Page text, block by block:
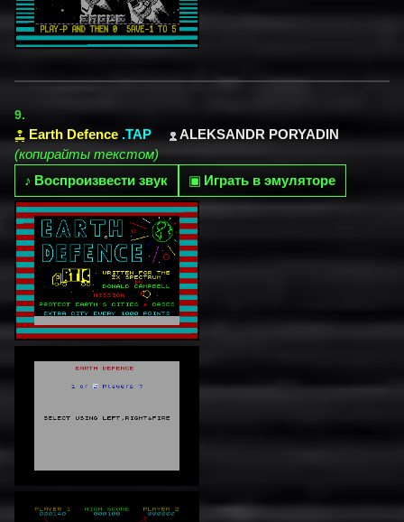
9.
Earth Defence .TAP
ALEKSANDR PORYADIN
(копирайты текстом)
♪ Воспроизвести звук ▣ Играть в эмуляторе